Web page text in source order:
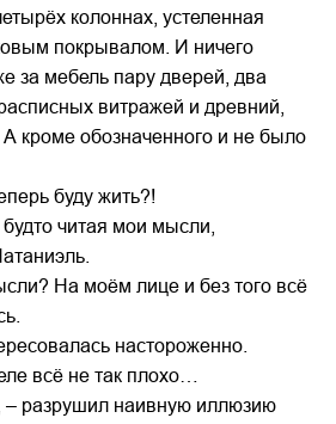
колоннах, устеленная
покрывалом. И ничего
за мебель пару дверей, два
витражей и древний,
кроме обозначенного и не было
буду жить?!
читая мои мысли,
На моём лице и без того всё
настороженно.
всё не так плохо…
– разрушил наивную иллюзию